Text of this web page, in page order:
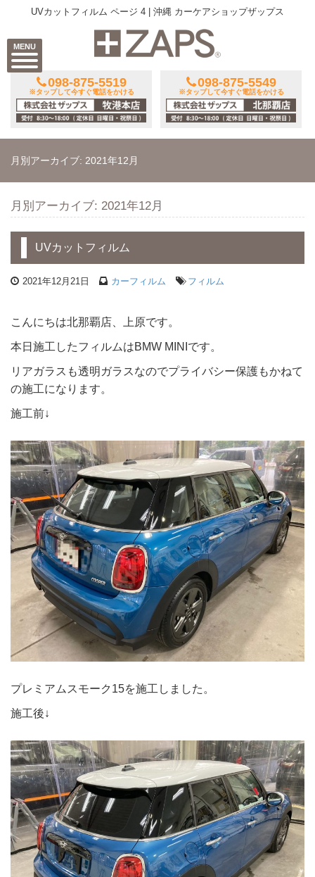
MENU
UVカットフィルム ページ 4 | 沖縄 カーケアショップザップス
098-875-5519
※タップして今すぐ電話をかける
098-875-5549
※タップして今すぐ電話をかける
月別アーカイブ: 2021年12月
月別アーカイブ: 2021年12月
UVカットフィルム
2021年12月21日 カーフィルム フィルム
こんにちは北那覇店、上原です。
本日施工したフィルムはBMW MINIです。
リアガラスも透明ガラスなのでプライバシー保護もかねて
の施工になります。
施工前↓
プレミアムスモーク15を施工しました。
施工後↓